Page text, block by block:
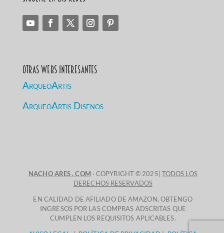
Otras Webs Interesantes
ArqueoArtis
ArqueoArtis Diseños
NACHO ARES . COM · COPYRIGHT © 2025| TODOS LOS
DERECHOS RESERVADOS
EN CALIDAD DE AFILIADO DE AMAZON, OBTENGO
INGRESOS POR LAS COMPRAS ADSCRITAS QUE
CUMPLEN LOS REQUISITOS APLICABLES.